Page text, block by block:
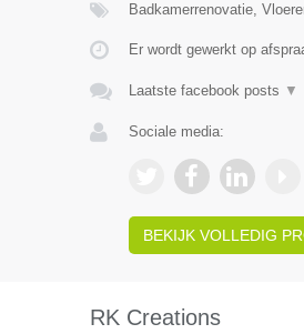
Badkamerrenovatie,
Er wordt gewerkt op
Laatste facebook posts ▼
Sociale media:
BEKIJK VOLLEDIG
RK Creations